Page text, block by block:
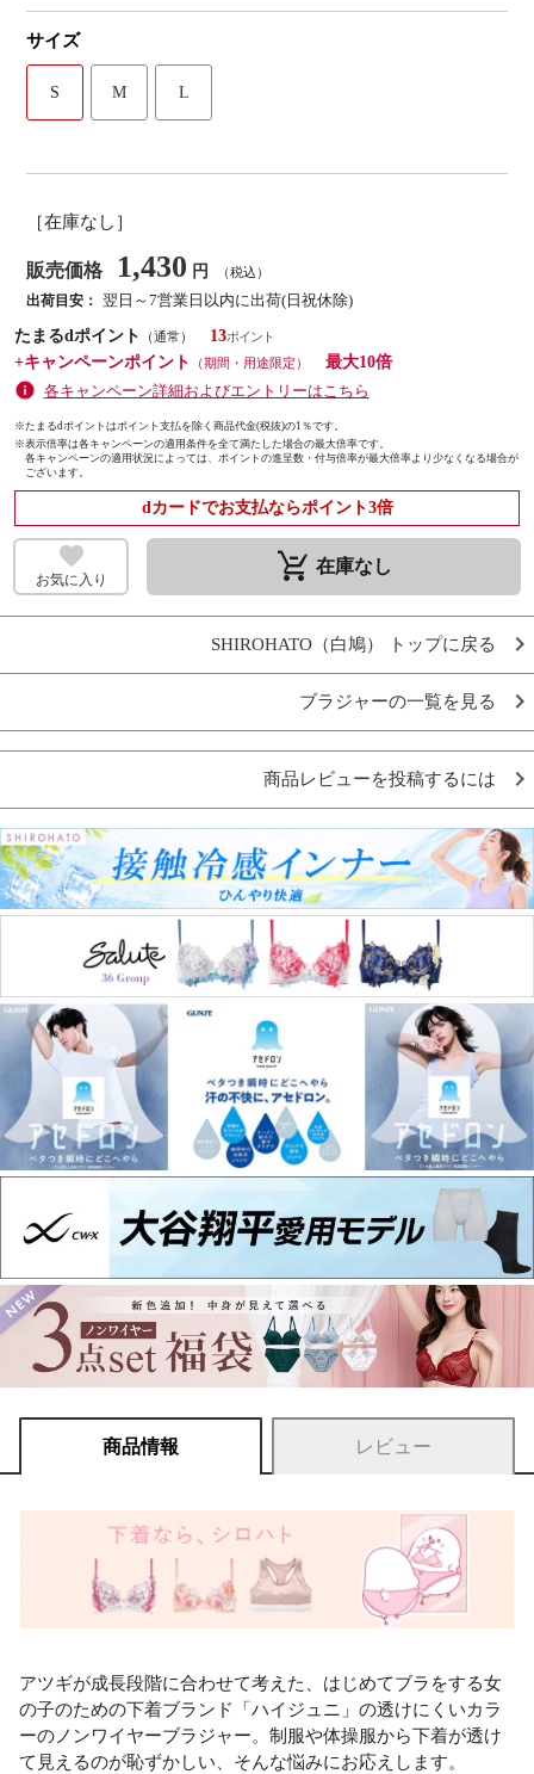
サイズ
S M L
［在庫なし］
販売価格 1,430 円 （税込）
出荷目安： 翌日～7営業日以内に出荷(日祝休除)
たまるdポイント
（通常）
13
+キャンペーンポイント
（期間・用途限定）
最大10倍
各キャンペーン詳細およびエントリーはこちら
※たまるdポイントはポイント支払を除く商品代金(税抜)の1％です。
※表示倍率は各キャンペーンの適用条件を全て満たした場合の最大倍率です。
各キャンペーンの適用状況によっては、ポイントの進呈数・付与倍率が最大倍率より少なくなる場合が
ございます。
dカードでお支払ならポイント3倍
お気に入り remove_shopping_cart 在庫なし
SHIROHATO（白鳩） トップに戻る
ブラジャーの一覧を見る
商品レビューを投稿するには
商品情報 レビュー
アツギが成長段階に合わせて考えた、はじめてブラをする女
の子のための下着ブランド「ハイジュニ」の透けにくいカラ
ーのノンワイヤーブラジャー。制服や体操服から下着が透け
て見えるのが恥ずかしい、そんな悩みにお応えします。